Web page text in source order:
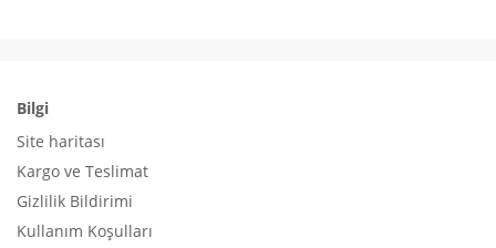
Bilgi
Site haritası
Kargo ve Teslimat
Gizlilik Bildirimi
Kullanım Koşulları